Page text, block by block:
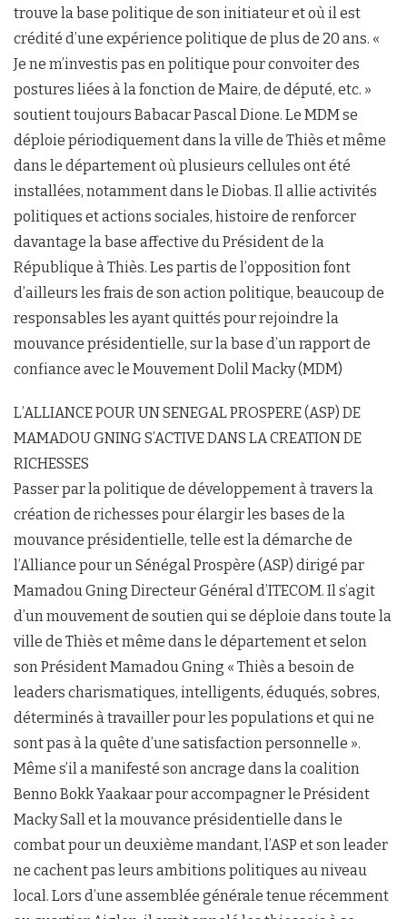
trouve la base politique de son initiateur et où il est
crédité d’une expérience politique de plus de 20 ans. «
Je ne m’investis pas en politique pour convoiter des
postures liées à la fonction de Maire, de député, etc. »
soutient toujours Babacar Pascal Dione. Le MDM se
déploie périodiquement dans la ville de Thiès et même
dans le département où plusieurs cellules ont été
installées, notamment dans le Diobas. Il allie activités
politiques et actions sociales, histoire de renforcer
davantage la base affective du Président de la
République à Thiès. Les partis de l’opposition font
d’ailleurs les frais de son action politique, beaucoup de
responsables les ayant quittés pour rejoindre la
mouvance présidentielle, sur la base d’un rapport de
confiance avec le Mouvement Dolil Macky (MDM)
L’ALLIANCE POUR UN SENEGAL PROSPERE (ASP) DE
MAMADOU GNING S’ACTIVE DANS LA CREATION DE
RICHESSES
Passer par la politique de développement à travers la
création de richesses pour élargir les bases de la
mouvance présidentielle, telle est la démarche de
l’Alliance pour un Sénégal Prospère (ASP) dirigé par
Mamadou Gning Directeur Général d’ITECOM. Il s’agit
d’un mouvement de soutien qui se déploie dans toute la
ville de Thiès et même dans le département et selon
son Président Mamadou Gning « Thiès a besoin de
leaders charismatiques, intelligents, éduqués, sobres,
déterminés à travailler pour les populations et qui ne
sont pas à la quête d’une satisfaction personnelle ».
Même s’il a manifesté son ancrage dans la coalition
Benno Bokk Yaakaar pour accompagner le Président
Macky Sall et la mouvance présidentielle dans le
combat pour un deuxième mandant, l’ASP et son leader
ne cachent pas leurs ambitions politiques au niveau
local. Lors d’une assemblée générale tenue récemment